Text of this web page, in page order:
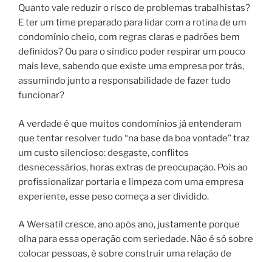
Quanto vale reduzir o risco de problemas trabalhistas?
E ter um time preparado para lidar com a rotina de um
condomínio cheio, com regras claras e padrões bem
definidos? Ou para o síndico poder respirar um pouco
mais leve, sabendo que existe uma empresa por trás,
assumindo junto a responsabilidade de fazer tudo
funcionar?
A verdade é que muitos condomínios já entenderam
que tentar resolver tudo “na base da boa vontade” traz
um custo silencioso: desgaste, conflitos
desnecessários, horas extras de preocupação. Pois ao
profissionalizar portaria e limpeza com uma empresa
experiente, esse peso começa a ser dividido.
A Wersatil cresce, ano após ano, justamente porque
olha para essa operação com seriedade. Não é só sobre
colocar pessoas, é sobre construir uma relação de